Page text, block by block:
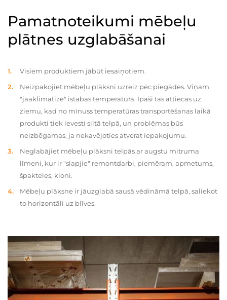
Pamatnoteikumi mēbeļu
plātnes uzglabāšanai
Visiem produktiem jābūt iesaiņotiem.
Neizpakojiet mēbeļu plāksni uzreiz pēc piegādes. Viņam
"jāaklimatizē" istabas temperatūrā. Īpaši tas attiecas uz
ziemu, kad no mīnuss temperatūras transportēšanas laikā
produkti tiek ievesti siltā telpā, un problēmas būs
neizbēgamas, ja nekavējoties atverat iepakojumu.
Neglabājiet mēbeļu plāksni telpās ar augstu mitruma
līmeni, kur ir "slapjie" remontdarbi, piemēram, apmetums,
špakteles, kloni.
Mēbeļu plāksne ir jāuzglabā sausā vēdināmā telpā, saliekot
to horizontāli uz blīves.